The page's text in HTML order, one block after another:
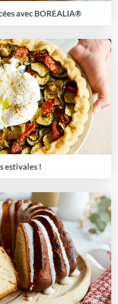
avec BOREALIA®
estivales !